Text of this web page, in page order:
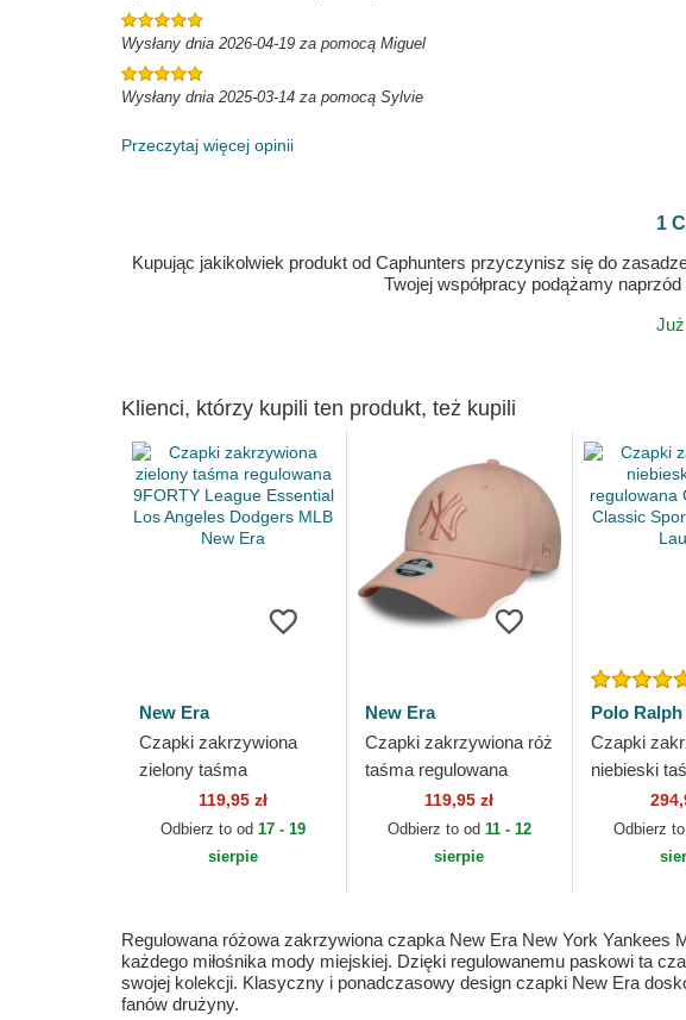
Wysłany dnia 2026-04-19 za pomocą Miguel
Wysłany dnia 2025-03-14 za pomocą Sylvie
Przeczytaj więcej opinii
1
Kupując jakikolwiek produkt od Caphunters przyczynisz się do
Twojej współpracy podążamy
Klienci, którzy kupili ten produkt, też kupili
New Era
Czapki zakrzywiona
zielony taśma
regulowana 9FORTY
League Essential Los
Angeles Dodgers MLB
119,95 zł
Odbierz to od17 - 19
sierpie
New Era
Czapki zakrzywiona róż
taśma regulowana
9FORTY League
Essential New York
Yankees MLB New Era
119,95 zł
Odbierz to od 11 - 12
sierpie
Polo
Czapki
niebieski
regulowana
Chino
Polo Ralph
Odbierz
Regulowana różowa zakrzywiona czapka New Era New York
każdego miłośnika mody miejskiej. Dzięki regulowanemu paskowi ta
swojej kolekcji. Klasyczny i ponadczasowy design czapki New Era
fanów drużyny.